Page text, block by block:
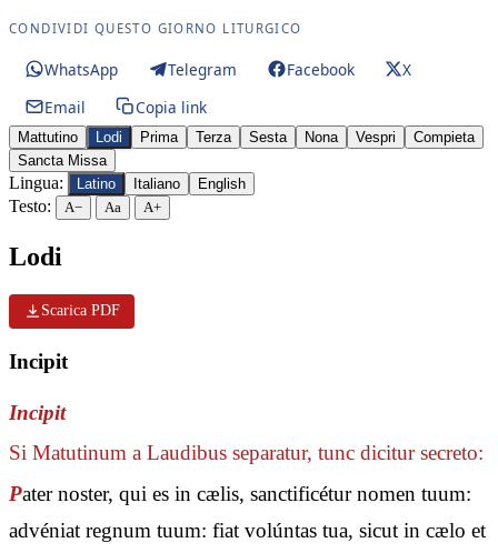
CONDIVIDI QUESTO GIORNO LITURGICO
WhatsApp Telegram Facebook
X
Email
Copia link
Mattutino Lodi Prima Terza Sesta Nona Vespri
Compieta
Sancta Missa
Lingua: Latino Italiano English
Testo: A− Aa A+
Lodi
Scarica PDF
Incipit
Incipit
Si Matutinum a Laudibus separatur, tunc dicitur secreto:
Pater noster, qui es in cælis, sanctificétur nomen tuum:
advéniat regnum tuum: fiat volúntas tua, sicut in cælo et